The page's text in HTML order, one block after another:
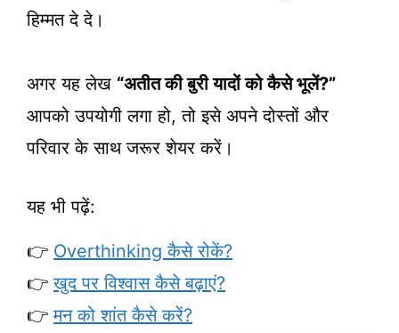
हिम्मत दे दे।
अगर यह लेख “अतीत की बुरी यादों को कैसे भूलें?”
आपको उपयोगी लगा हो, तो इसे अपने दोस्तों और
परिवार के साथ जरूर शेयर करें।
यह भी पढ़ें:
👉 Overthinking कैसे रोकें?
👉खुद पर विश्वास कैसे बढ़ाएं?
👉मन को शांत कैसे करें?